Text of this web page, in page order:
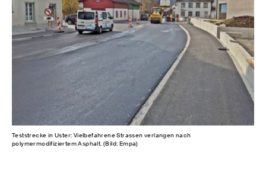
Teststrecke in Uster: Vielbefahrene Strassen verlangen nach
polymermodifiziertem Asphalt. (Bild: Empa)